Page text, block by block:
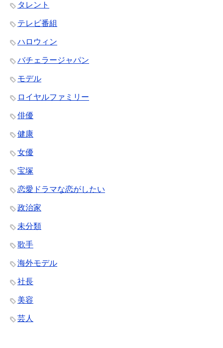
タレント
テレビ番組
ハロウィン
バチェラージャパン
モデル
ロイヤルファミリー
俳優
健康
女優
宝塚
恋愛ドラマな恋がしたい
政治家
未分類
歌手
海外モデル
社長
美容
芸人